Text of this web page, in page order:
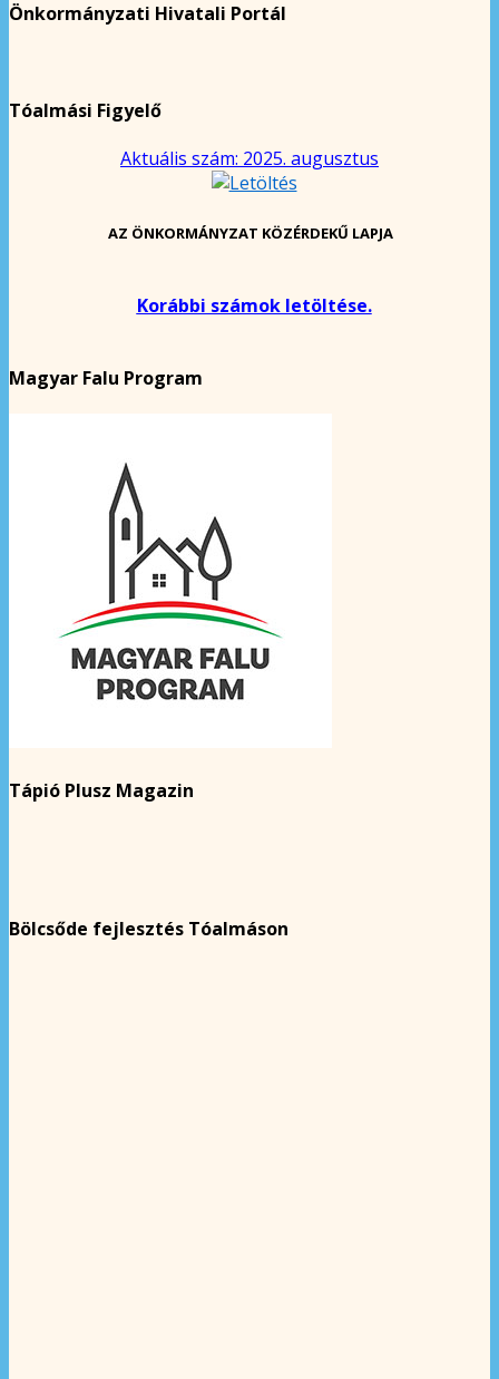
Önkormányzati Hivatali Portál
Tóalmási Figyelő
Aktuális szám: 2025. augusztus
AZ ÖNKORMÁNYZAT KÖZÉRDEKŰ LAPJA
Korábbi számok letöltése.
Magyar Falu Program
Tápió Plusz Magazin
Bölcsőde fejlesztés Tóalmáson